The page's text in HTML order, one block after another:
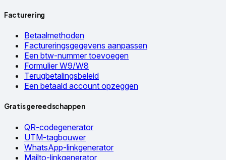
Facturering
Betaalmethoden
Factureringsgegevens aanpassen
Een btw-nummer toevoegen
Formulier W9/W8
Terugbetalingsbeleid
Een betaald account opzeggen
Gratis gereedschappen
QR-codegenerator
UTM-tagbouwer
WhatsApp-linkgenerator
Mailto-linkgenerator